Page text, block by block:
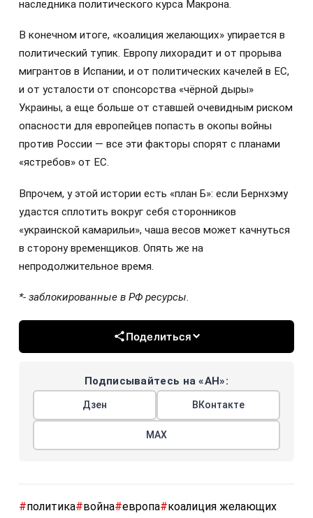
наследника политического курса Макрона.
В конечном итоге, «коалиция желающих» упирается в
политический тупик. Европу лихорадит и от прорыва
мигрантов в Испании, и от политических качелей в ЕС,
и от усталости от спонсорства «чёрной дыры»
Украины, а еще больше от ставшей очевидным риском
опасности для европейцев попасть в окопы войны
против России — все эти факторы спорят с планами
«ястребов» от ЕС.
Впрочем, у этой истории есть «план Б»: если Бернхэму
удастся сплотить вокруг себя сторонников
«украинской камарильи», чаша весов может качнуться
в сторону временщиков. Опять же на
непродолжительное время.
*- заблокированные в РФ ресурсы.
Поделиться
Подписывайтесь на «АН»:
Дзен ВКонтакте
МАХ
#политика#война#европа#коалиция желающих